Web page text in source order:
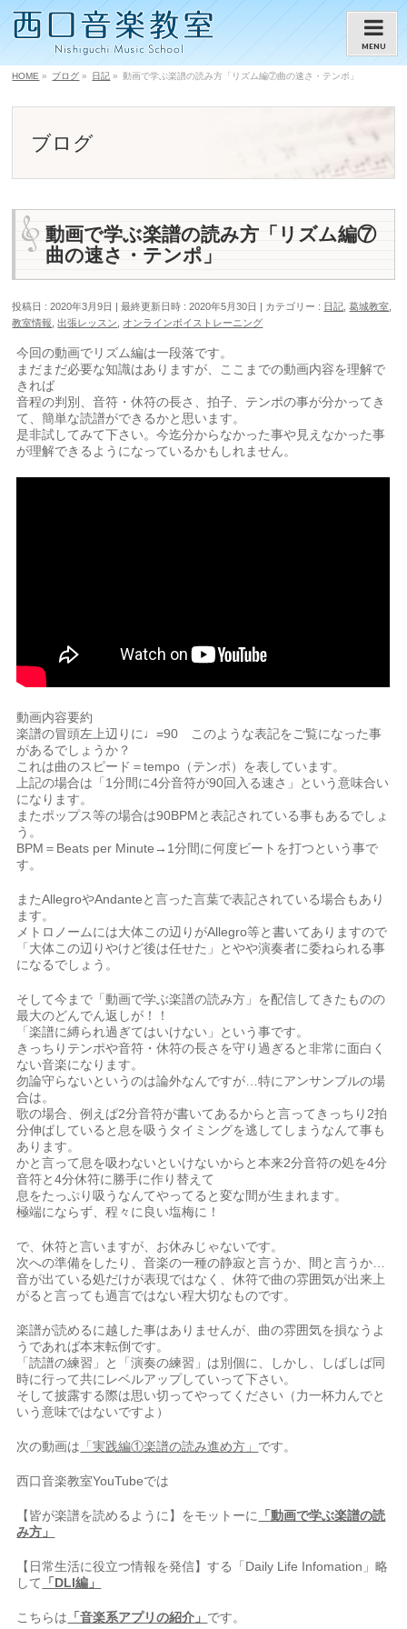
MENU
HOME » ブログ » 日記 » 動画で学ぶ楽譜の読み方「リズム編⑦曲の速さ・テンポ」
ブログ
動画で学ぶ楽譜の読み方「リズム編⑦
曲の速さ・テンポ」
投稿日 : 2020年3月9日 最終更新日時 : 2020年5月30日 カテゴリー : 日記 ,葛城教室
教室情報 ,出張レッスン オンラインボイストレーニング
今回の動画でリズム編は一段落です。
まだまだ必要な知識はありますが、ここまでの動画内容を理解で
きれば
音程の判別、音符・休符の長さ、拍子、テンポの事が分かってき
て、簡単な読譜ができるかと思います。
是非試してみて下さい。今迄分からなかった事や見えなかった事
が理解できるようになっているかもしれません。
動画内容要約
楽譜の冒頭左上辺りに♩=90 このような表記をご覧になった事
があるでしょうか？
これは曲のスピード＝tempo（テンポ）を表しています。
上記の場合は「1分間に4分音符が90回入る速さ」という意味合い
になります。
またポップス等の場合は90BPMと表記されている事もあるでしょ
う。
BPM＝Beats per Minute→1分間に何度ビートを打つという事で
す。
またAllegroやAndanteと言った言葉で表記されている場合もあり
ます。
メトロノームには大体この辺りがAllegro等と書いてありますので
「大体この辺りやけど後は任せた」とやや演奏者に委ねられる事
になるでしょう。
そして今まで「動画で学ぶ楽譜の読み方」を配信してきたものの
最大のどんでん返しが！！
「楽譜に縛られ過ぎてはいけない」という事です。
きっちりテンポや音符・休符の長さを守り過ぎると非常に面白く
ない音楽になります。
勿論守らないというのは論外なんですが…特にアンサンブルの場
合は。
歌の場合、例えば2分音符が書いてあるからと言ってきっちり2拍
分伸ばしていると息を吸うタイミングを逃してしまうなんて事も
あります。
かと言って息を吸わないといけないからと本来2分音符の処を4分
音符と4分休符に勝手に作り替えて
息をたっぷり吸うなんてやってると変な間が生まれます。
極端にならず、程々に良い塩梅に！
で、休符と言いますが、お休みじゃないです。
次への準備をしたり、音楽の一種の静寂と言うか、間と言うか…
音が出ている処だけが表現ではなく、休符で曲の雰囲気が出来上
がると言っても過言ではない程大切なものです。
楽譜が読めるに越した事はありませんが、曲の雰囲気を損なうよ
うであれば本末転倒です。
「読譜の練習」と「演奏の練習」は別個に、しかし、しばしば同
時に行って共にレベルアップしていって下さい。
そして披露する際は思い切ってやってください（力一杯力んでと
いう意味ではないですよ）
次の動画は 「実践編①楽譜の読み進め方」 です。
西口音楽教室YouTubeでは⠀
【皆が楽譜を読めるように】をモットーに
「動画で学ぶ楽譜の読
み方」
【日常生活に役立つ情報を発信】する「Daily Life Infomation」略
して
「DLI編」
こちらは 「音楽系アプリの紹介」 です。